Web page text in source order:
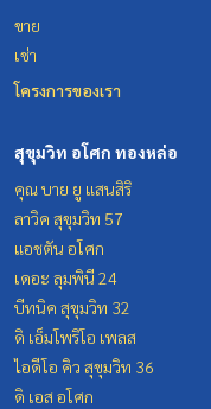
ขาย
เช่า
โครงการของเรา
สุขุมวิท อโศก ทองหล่อ
คุณ บาย ยู แสนสิริ
ลาวิค สุขุมวิท 57
แอชตัน อโศก
เดอะ ลุมพินี 24
บีทนิค สุขุมวิท 32
ดิ เอ็มโพริโอ เพลส
ไอดีโอ คิว สุขุมวิท 36
ดิ เอส อโศก